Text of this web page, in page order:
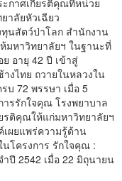
กาศเกียรติคุณที่หน่วย
าลัยหัวเฉียว
ทุนสัตว์ป่าโลก สำนักงาน
มหาวิทยาลัยฯ ในฐานะที่
อายุ 42 ปี เข้าสู่
งไทย ถวายในหลวงใน
บ 72 พรรษา เมื่อ 5
รรักใจคุณ โรงพยาบาล
รติคุณให้แก่มหาวิทยาลัยฯ
ผยแพร่ความรู้ด้าน
โครงการ รักใจคุณ :
ปี 2542 เมื่อ 22 มิถุนายน